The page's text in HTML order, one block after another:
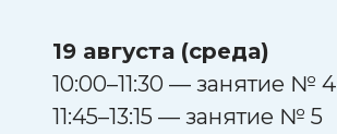
19 августа (среда)
10:00–11:30 — занятие № 4
11:45–13:15 — занятие № 5